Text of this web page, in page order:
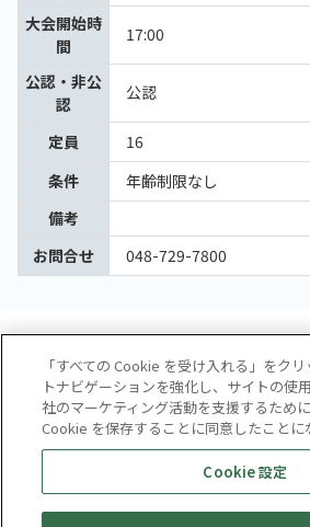
大会開始時
間
17:00
公認・非公
認
公認
定員
16
条件
年齢制限なし
備考
お問合せ
048-729-7800
会社概要
サ
お問い合わせ
個人情
株式会社テイツー
「すべての Cookie を受け入れる」をク
トナビゲーションを強化し、サイトの使
社のマーケティング活動を支援するため
Cookie を保存することに同意したことに
Cookie 設定